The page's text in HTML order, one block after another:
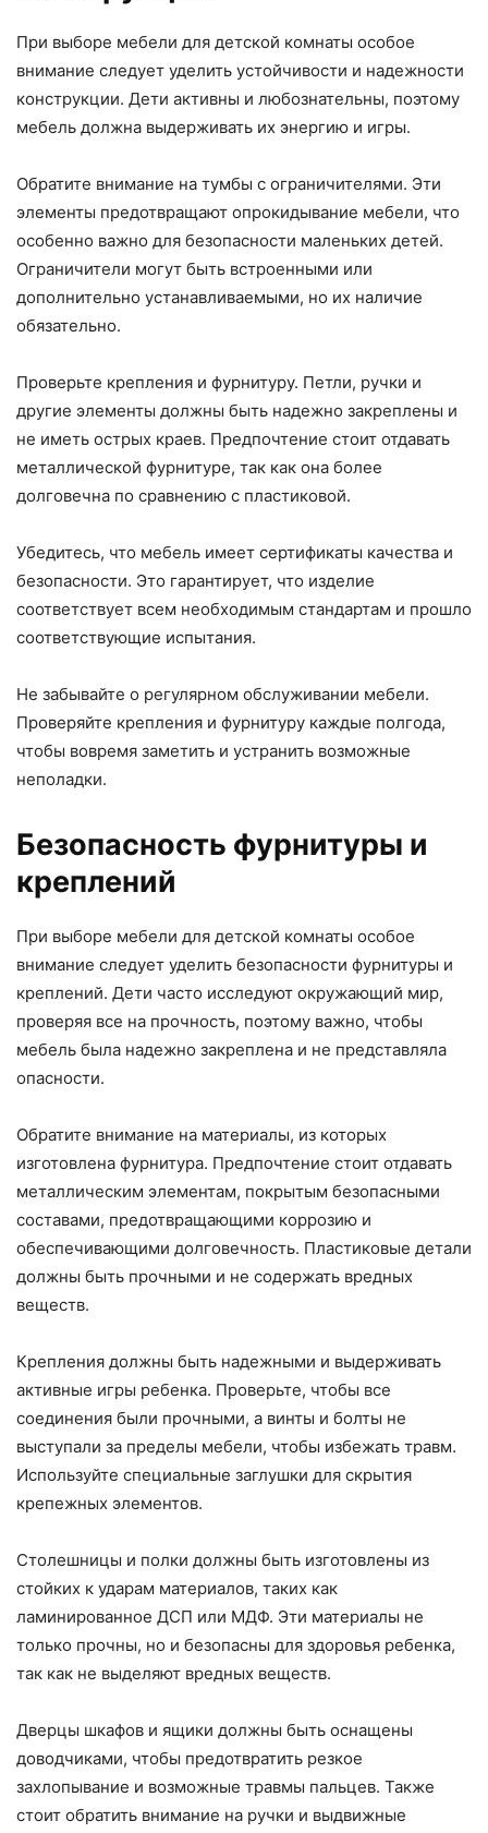
При выборе мебели для детской комнаты особое
внимание следует уделить устойчивости и надежности
конструкции. Дети активны и любознательны, поэтому
мебель должна выдерживать их энергию и игры.
Обратите внимание на тумбы с ограничителями. Эти
элементы предотвращают опрокидывание мебели, что
особенно важно для безопасности маленьких детей.
Ограничители могут быть встроенными или
дополнительно устанавливаемыми, но их наличие
обязательно.
Проверьте крепления и фурнитуру. Петли, ручки и
другие элементы должны быть надежно закреплены и
не иметь острых краев. Предпочтение стоит отдавать
металлической фурнитуре, так как она более
долговечна по сравнению с пластиковой.
Убедитесь, что мебель имеет сертификаты качества и
безопасности. Это гарантирует, что изделие
соответствует всем необходимым стандартам и прошло
соответствующие испытания.
Не забывайте о регулярном обслуживании мебели.
Проверяйте крепления и фурнитуру каждые полгода,
чтобы вовремя заметить и устранить возможные
неполадки.
Безопасность фурнитуры и
креплений
При выборе мебели для детской комнаты особое
внимание следует уделить безопасности фурнитуры и
креплений. Дети часто исследуют окружающий мир,
проверяя все на прочность, поэтому важно, чтобы
мебель была надежно закреплена и не представляла
опасности.
Обратите внимание на материалы, из которых
изготовлена фурнитура. Предпочтение стоит отдавать
металлическим элементам, покрытым безопасными
составами, предотвращающими коррозию и
обеспечивающими долговечность. Пластиковые детали
должны быть прочными и не содержать вредных
веществ.
Крепления должны быть надежными и выдерживать
активные игры ребенка. Проверьте, чтобы все
соединения были прочными, а винты и болты не
выступали за пределы мебели, чтобы избежать травм.
Используйте специальные заглушки для скрытия
крепежных элементов.
Столешницы и полки должны быть изготовлены из
стойких к ударам материалов, таких как
ламинированное ДСП или МДФ. Эти материалы не
только прочны, но и безопасны для здоровья ребенка,
так как не выделяют вредных веществ.
Дверцы шкафов и ящики должны быть оснащены
доводчиками, чтобы предотвратить резкое
захлопывание и возможные травмы пальцев. Также
стоит обратить внимание на ручки и выдвижные